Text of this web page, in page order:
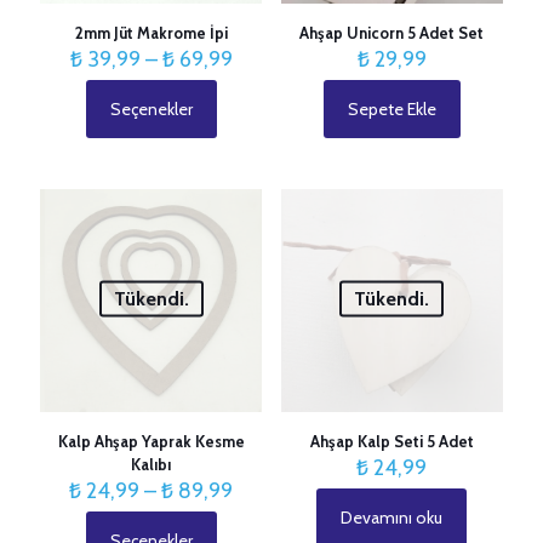
2mm Jüt Makrome İpi
₺39,99 –₺69,99Fiyat
Seçenekler
ürünün
varyasyonu
var.
Seçenekler
ürün
sayfasından
seçilebilir
Ahşap Unicorn 5 Adet Set
₺29,99
Sepete Ekle
Tükendi.
Kalp Ahşap Yaprak Kesme
Kalıbı
₺24,99 –₺ 89,99
Tükendi.
Ahşap Kalp Seti 5 Adet
₺24,99
Devamını oku